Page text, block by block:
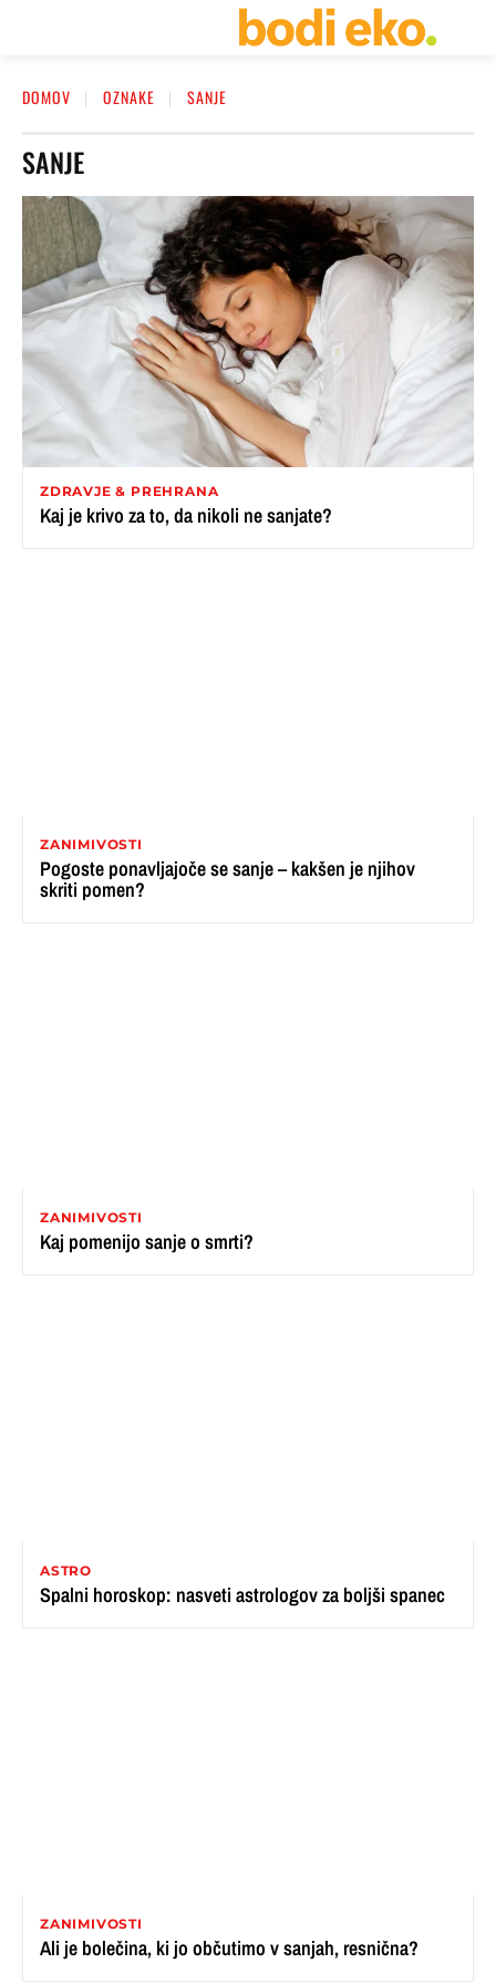
DOMOV OZNAKE SANJE
SANJE
ZDRAVJE & PREHRANA
Kaj je krivo za to, da nikoli ne sanjate?
ZANIMIVOSTI
Pogoste ponavljajoče se sanje – kakšen je njihov
skriti pomen?
ZANIMIVOSTI
Kaj pomenijo sanje o smrti?
ASTRO
Spalni horoskop: nasveti astrologov za boljši spanec
ZANIMIVOSTI
Ali je bolečina, ki jo občutimo v sanjah, resnična?